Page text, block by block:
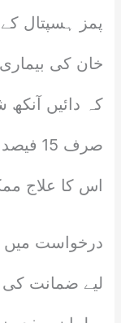
پمز ہسپتال
خان کی
کہ دائیں آنکھ
صرف
اس کا علاج
لیے ضمانت کی